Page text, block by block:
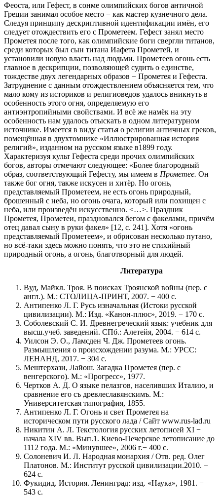
Феоста, или Гефест, в сонме олимпийских богов античной
Греции занимал особое место − как мастер кузнечного дела.
Следуя принципу дескриптивной идентификации имён, его
следует отождествить его с Прометеем. Гефест занял место
Прометея после того, как олимпийские боги свергли титанов,
среди которых был сын титана Иафета Прометей, и
установили новую власть над людьми. Прометеев огонь есть
главное в дескрипции, позволяющей судить о единстве,
тождестве двух легендарных образов − Прометея и Гефеста.
Затруднение с данным отождествлением объясняется тем, что
мало кому из историков и религиоведов удалось вникнуть в
особенность этого огня, определяемую его
антиэнтропийными свойствами. И всё же намёк на эту
особенность нам удалось отыскать в одном литературном
источнике. Имеется в виду статья о религии античных греков,
помещённая в двухтомнике «Иллюстрированная история
религий», изданном на русском языке в1899 году.
Характеризуя культ Гефеста среди прочих олимпийских
богов, авторы отмечают следующее: «Более благородный
образ, соответствующий Гефесту, мы имеем в Прометее. Он
также бог огня, также искусен и хитёр. Но огонь,
представляемый Прометеем, не есть огонь природный,
брошенный с неба, но огонь очага, который или похищен с
неба, или произведён искусственно. <…>. Праздник
Прометея, Прометеи, праздновался бегом с факелами, причём
отец давал сыну в руки факел» [12, c. 241]. Хотя «огонь
представляемый Прометеем», и обрисован несколько путано,
но всё-таки здесь можно понять, что это не стихийный
природный огонь, а огонь, благотворный для людей.
Литература
Вуд, Майкл. Троя. В поисках Троянской войны (пер. с
англ.). М.: СТОЛИЦА-ПРИНТ, 2007. − 400 с.
Антипенко Л. Г. Русь изначальная (Истоки русской
цивилизации). М.: Изд. «Канон-плюс», 2019. − 170 с.
Соболевский С. И. Древнегреческий язык: учебник для
высш.учеб. заведений. СПб.: Алетейя, 2004. − 614 с.
Уилсон Э. О., Ламсден Ч. Дж. Прометеев огонь.
Размышления о происхождении разума. М.: УРСС:
ЛЕНАНД, 2017. − 304 с.
Мештерхази, Лайош. Загадка Прометея (пер. с
венгерского). М.: «Прогресс», 1977.
Чертков А. Д. О языке пелазгов, населивших Италию, и
сравнение его съ древлеславянскимъ. М.:
Университетская типография, 1855.
Антипенко Л. Г. Огонь и свет Прометея на
историческом пути русского лада / Сайт www.rus-lad.ru
Никитин А. Л. Текстология русских летописей XI −
начала XIV вв. Вып.1. Киево-Печерское летописание до
1112 года. М.: «Минувшее», 2006 г.− 400 с.
Солоневич И. Л. Народная монархия / Отв. ред. Олег
Платонов. М.: Институт русской цивилизации.2010. −
624 с.
Фукидид. История. Ленинград: изд. «Наука», 1981. −
543 с.